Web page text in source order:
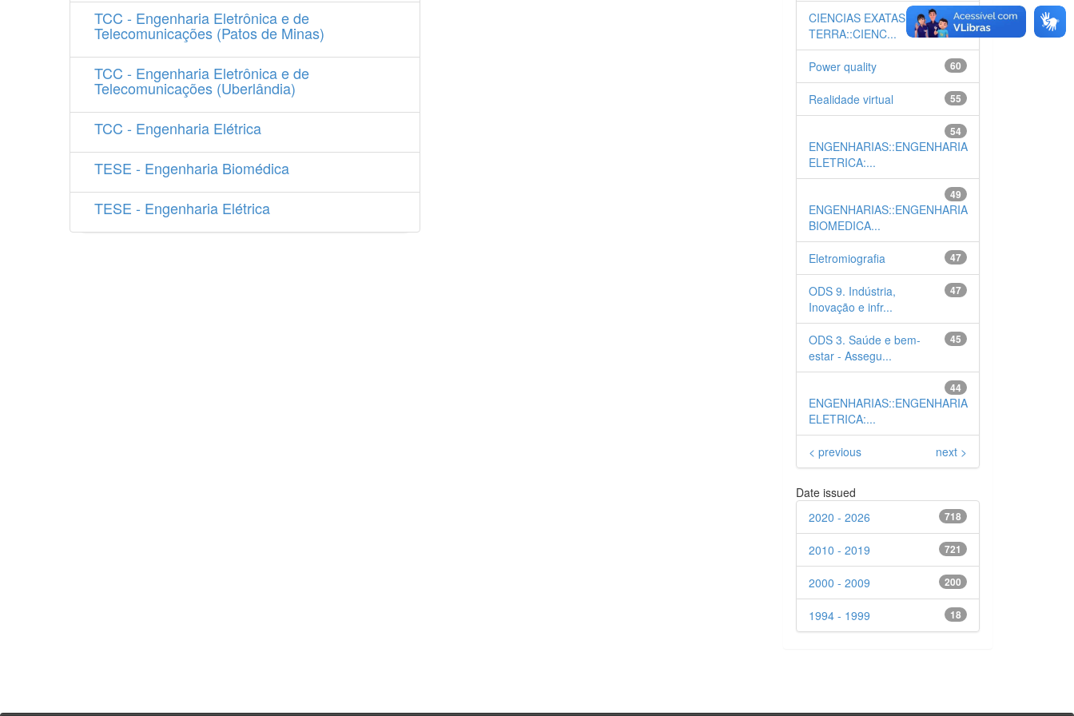
TCC - Engenharia Eletrônica e de
Telecomunicações (Patos de Minas)
TCC - Engenharia Eletrônica e de
Telecomunicações (Uberlândia)
TCC - Engenharia Elétrica
TESE - Engenharia Biomédica
TESE - Engenharia Elétrica
64
CIENCIAS EXATAS E DA
TERRA::CIENC...
60
Power quality
55
Realidade virtual
54
ENGENHARIAS::ENGENHARIA
ELETRICA:...
49
ENGENHARIAS::ENGENHARIA
BIOMEDICA...
47
Eletromiografia
47
ODS 9. Indústria,
Inovação e infr...
45
ODS 3. Saúde e bem-
estar - Assegu...
44
ENGENHARIAS::ENGENHARIA
ELETRICA:...
< previous next >
Date issued
718
2020 - 2026
721
2010 - 2019
200
2000 - 2009
18
1994 - 1999